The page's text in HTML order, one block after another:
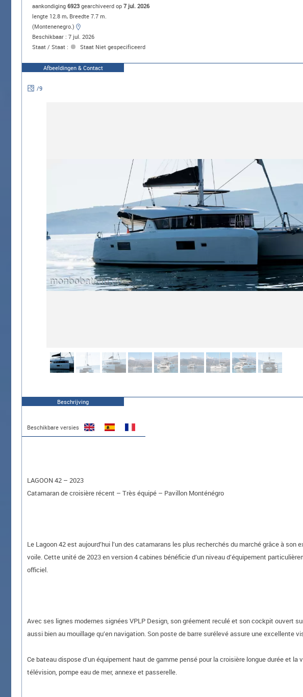
aankondiging 6923 gearchiveerd op 7 jul. 2026
lengte 12.8 m, Breedte 7.7 m.
(Montenenegro.)
Beschikbaar : 7 jul. 2026
Staat / Staat :
Staat Niet gespecificeerd
Afbeeldingen & Contact
/9
Beschrijving
Beschikbare versies
LAGOON 42 – 2023
Catamaran de croisière récent – Très équipé – Pavillon Monténégro
Le Lagoon 42 est aujourd’hui l’un des catamarans les plus recherchés du marché grâce à
voile. Cette unité de 2023 en version 4 cabines bénéficie d’un niveau d’équipement
officiel.
Avec ses lignes modernes signées VPLP Design, son gréement reculé et son cockpit ouvert
aussi bien au mouillage qu’en navigation. Son poste de barre surélevé assure une
Ce bateau dispose d’un équipement haut de gamme pensé pour la croisière longue durée et
télévision, pompe eau de mer, annexe et passerelle.